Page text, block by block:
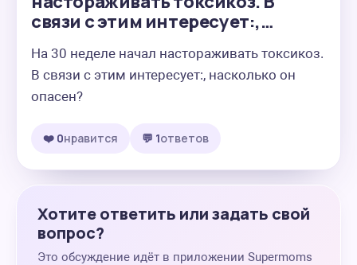
связи с этим интересует:,…
На 30 неделе начал настораживать токсикоз.
В связи с этим интересует:, насколько он
опасен?
❤️ 0нравится 💬 1ответов
Хотите ответить или задать свой
вопрос?
Это обсуждение идёт в приложении Supermoms